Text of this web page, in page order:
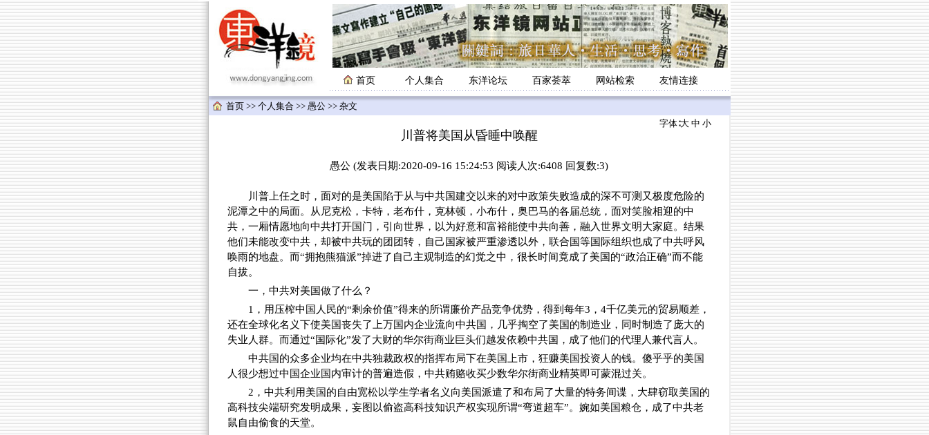
首页 个人集合 东洋论坛 百家荟萃 网站检索 友情连接
首页 >> 个人集合 >> 愚公 >> 杂文
字体∶大 中 小
川普将美国从昏睡中唤醒
愚公 (发表日期:2020-09-16 15:24:53 阅读人次:6408 回复数:3)
川普上任之时，面对的是美国陷于从与中共国建交以来的对中政策失败造成的深不可测又极度危险的
泥潭之中的局面。从尼克松，卡特，老布什，克林顿，小布什，奥巴马的各届总统，面对笑脸相迎的中
共，一厢情愿地向中共打开国门，引向世界，以为好意和富裕能使中共向善，融入世界文明大家庭。结果
他们未能改变中共，却被中共玩的团团转，自己国家被严重渗透以外，联合国等国际组织也成了中共呼风
唤雨的地盘。而“拥抱熊猫派”掉进了自己主观制造的幻觉之中，很长时间竟成了美国的“政治正确”而不能
自拔。
一，中共对美国做了什么？
1，用压榨中国人民的“剩余价值”得来的所谓廉价产品竞争优势，得到每年3，4千亿美元的贸易顺差，
还在全球化名义下使美国丧失了上万国内企业流向中共国，几乎掏空了美国的制造业，同时制造了庞大的
失业人群。而通过“国际化”发了大财的华尔街商业巨头们越发依赖中共国，成了他们的代理人兼代言人。
中共国的众多企业均在中共独裁政权的指挥布局下在美国上市，狂赚美国投资人的钱。傻乎乎的美国
人很少想过中国企业国内审计的普遍造假，中共贿赂收买少数华尔街商业精英即可蒙混过关。
2，中共利用美国的自由宽松以学生学者名义向美国派遣了和布局了大量的特务间谍，大肆窃取美国的
高科技尖端研究发明成果，妄图以偷盗高科技知识产权实现所谓“弯道超车”。婉如美国粮仓，成了中共老
鼠自由偷食的天堂。